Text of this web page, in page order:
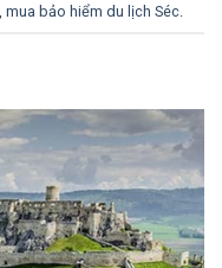
mua bảo hiểm du lịch Séc.